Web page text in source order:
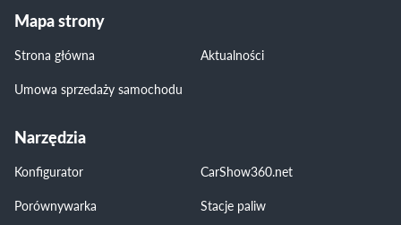
Mapa strony
Strona główna
Aktualności
Umowa sprzedaży samochodu
Narzędzia
Konfigurator
CarShow360.net
Porównywarka
Stacje paliw